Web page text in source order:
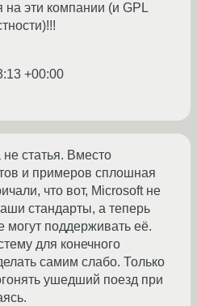
на эти компании (и GPL
+00:00
не статья. Вместо
и примеров сплошная
что вот, Microsoft не
стандарты, а теперь
могут поддерживать её.
для конечного
самим слабо. Только
ушедший поезд при